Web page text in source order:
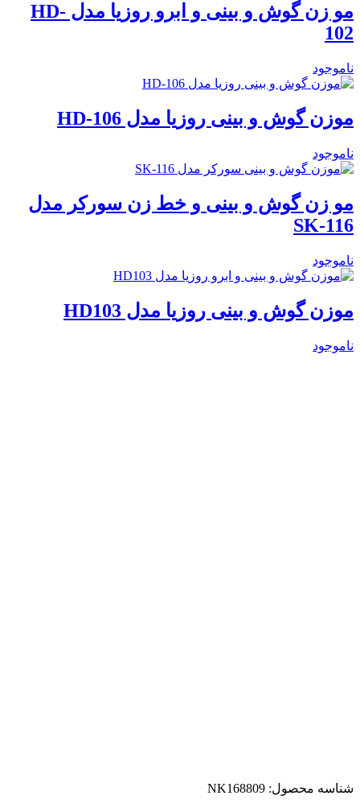
مو زن گوش و بینی و ابرو روزیا مدل HD-
102
ناموجود
موزن گوش و بینی روزیا مدل HD-106
ناموجود
مو زن گوش و بینی و خط زن سورکر مدل
SK-116
ناموجود
موزن گوش و بینی روزیا مدل HD103
ناموجود
شناسه محصول: NK168809